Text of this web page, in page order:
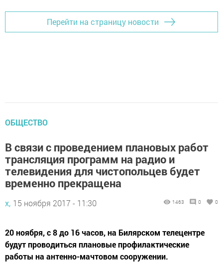
Перейти на страницу новости
ОБЩЕСТВО
В связи с проведением плановых работ
трансляция программ на радио и
телевидения для чистопольцев будет
временно прекращена
х, 15 ноября 2017 - 11:30 1463 0 0
20 ноября, с 8 до 16 часов, на Билярском телецентре
будут проводиться плановые профилактические
работы на антенно-мачтовом сооружении.